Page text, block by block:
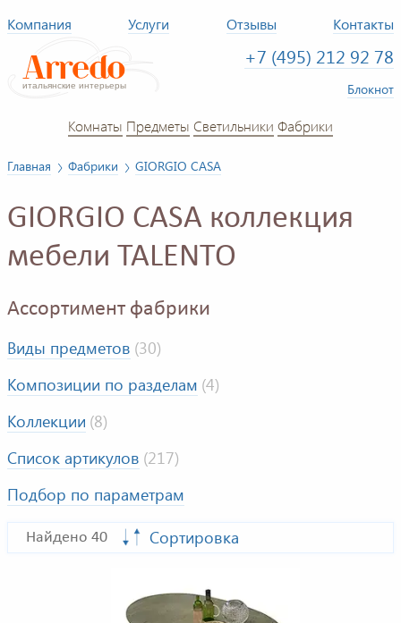
Компания Услуги Отзывы Контакты
+7 (495) 212 92 78
Блокнот
Комнаты Предметы Светильники Фабрики
Главная Фабрики GIORGIO CASA
GIORGIO CASA коллекция
мебели TALENTO
Ассортимент фабрики
Виды предметов (30)
Композиции по разделам (4)
Коллекции (8)
Список артикулов (217)
Подбор по параметрам
Найдено 40 Сортировка